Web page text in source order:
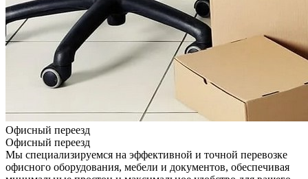
Офисный переезд
Офисный переезд
Мы специализируемся на эффективной и точной перевозке
офисного оборудования, мебели и документов, обеспечивая